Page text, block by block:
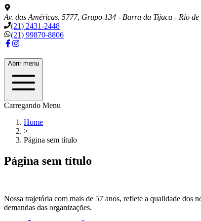
Av. das Américas, 5777, Grupo 134 - Barra da Tijuca - Rio de
(21) 2431-2448
(21) 99870-8806
Abrir menu
Carregando Menu
Home
>
Página sem título
Página sem título
Nossa trajetória com mais de 57 anos, reflete a qualidade dos
demandas das organizações.